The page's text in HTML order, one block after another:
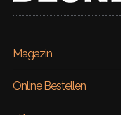
Magazin
Online Bestellen